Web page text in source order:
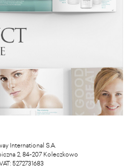
International S.A.
2, 84-207 Koleczkowo
5272731683